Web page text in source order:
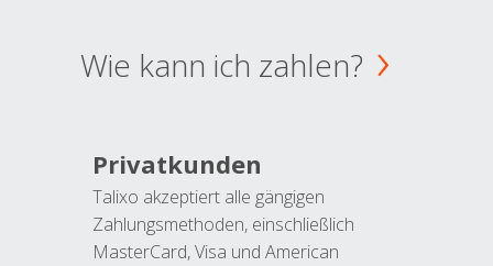
Wie kann ich zahlen?
Privatkunden
Talixo akzeptiert alle gängigen
Zahlungsmethoden, einschließlich
MasterCard, Visa und American